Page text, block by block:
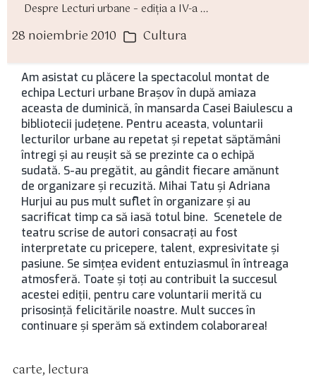
Despre Lecturi urbane – ediţia a IV-a ...
28 noiembrie 2010 Categorii
Cultura
Am asistat cu plăcere la spectacolul montat de
echipa Lecturi urbane Braşov în după amiaza
aceasta de duminică, în mansarda Casei Baiulescu a
bibliotecii judeţene. Pentru aceasta, voluntarii
lecturilor urbane au repetat şi repetat săptămâni
întregi şi au reuşit să se prezinte ca o echipă
sudată. S-au pregătit, au gândit fiecare amănunt
de organizare şi recuzită. Mihai Tatu şi Adriana
Hurjui au pus mult suflet în organizare şi au
sacrificat timp ca să iasă totul bine. Scenetele de
teatru scrise de autori consacraţi au fost
interpretate cu pricepere, talent, expresivitate şi
pasiune. Se simţea evident entuziasmul în întreaga
atmosferă. Toate şi toţi au contribuit la succesul
acestei ediţii, pentru care voluntarii merită cu
prisosinţă felicitările noastre. Mult succes în
continuare şi sperăm să extindem colaborarea!
carte, lectura